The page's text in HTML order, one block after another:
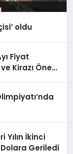
oldu
Fiyat
Kirazı Öne
Yılın İkinci
Geriledi